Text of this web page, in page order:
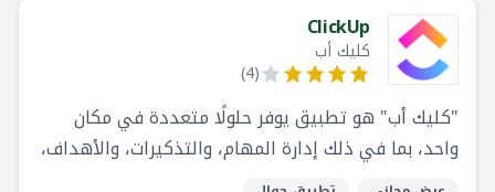
ClickUp
كليك أب
(
4
)
"كليك أب" هو تطبيق يوفر حلولًا متعددة في مكان
واحد، بما في ذلك إدارة المهام، والتذكيرات، والأهداف،
والتقويمات، وصندوق البريد الإلكتروني وغيرها.